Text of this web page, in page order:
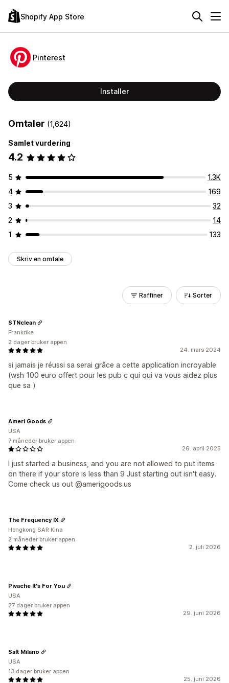
Shopify App Store
Pinterest
Installer
Omtaler (1,624)
Samlet vurdering
4.2
5
1.3K
4
169
3
32
2
14
1
133
Skriv en omtale
Raffiner Sorter
24. mars 2024
si jamais je réussi sa serai grâce a cette application incroyable
(wsh 100 euro offert pour les pub c qui qui va vous aidez plus
que sa )
STNclean
Frankrike
2 dager bruker appen
26. april 2025
I just started a business, and you are not allowed to put items
on there if your store is less than 9 Just starting out isn't easy.
Come check us out @amerigoods.us
Ameri Goods
USA
7 måneder bruker appen
2. juli 2026
The Frequency IX
Hongkong SAR Kina
2 måneder bruker appen
29. juni 2026
Pivache It's For You
USA
27 dager bruker appen
25. juni 2026
Salt Milano
USA
13 dager bruker appen